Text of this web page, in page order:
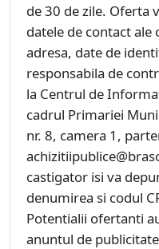
de 30 de zile. Oferta
datele de contact
adresa, date de
responsabila de
la Centrul de
cadrul Primariei
nr. 8, camera 1,
castigator isi va
denumirea si codul
Potentialii ofertanti
anuntul de